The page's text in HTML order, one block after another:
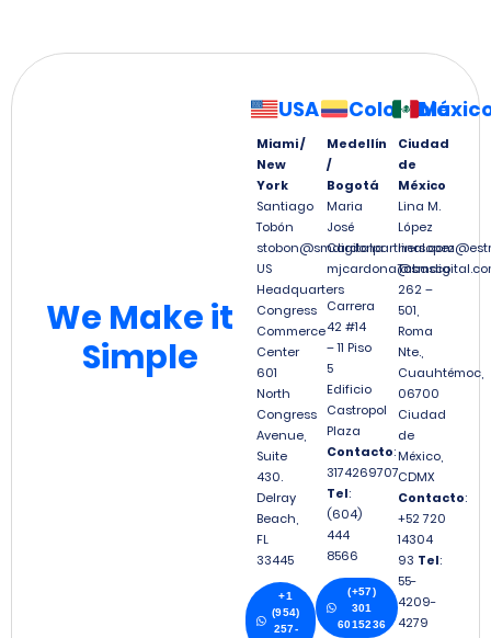
We Make it
Simple
USA
Miami /
New
York
Santiago
Tobón
stobon@smdigitalpartners.com
US
Headquarters
Congress
Commerce
Center
601
North
Congress
Avenue,
Suite
430.
Delray
Beach,
FL
33445
+1
(954)
257-
Colombia
(+57)
301
6015236
Medellín
/
Bogotá
Maria
José
Cardona
Carrera
42 #14
– 11 Piso
5
Edificio
Castropol
Plaza
Contacto:
3174269707
Tel:
(604)
444
8566
Ciudad
de
México
Lina M.
López
Tabasco
262 –
501,
Roma
Nte.,
Cuauhtémoc,
06700
Ciudad
de
México,
CDMX
Contacto:
+52 720
14304
93 Tel:
55-
4209-
4279